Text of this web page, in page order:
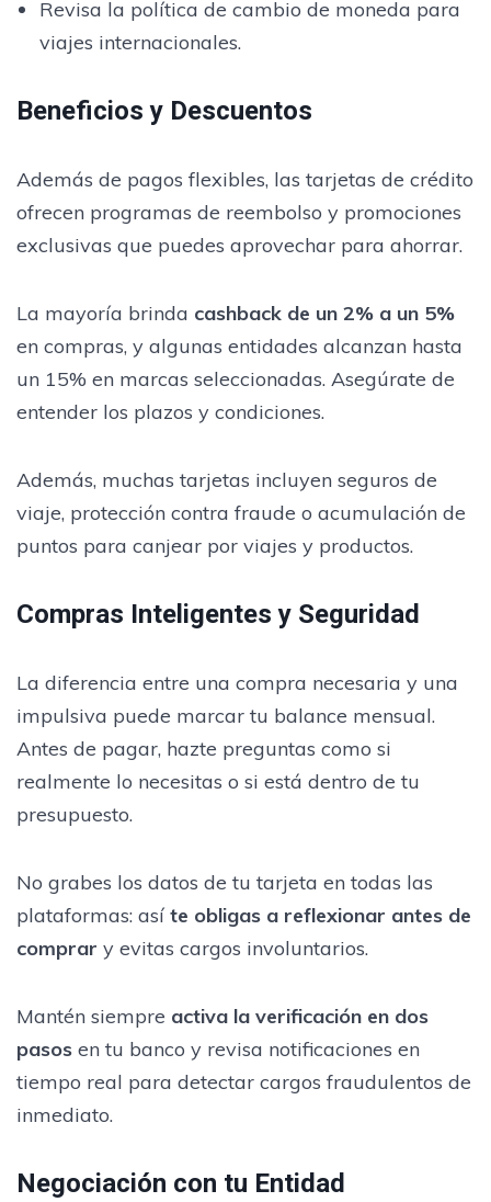
Revisa la política de cambio de moneda para
viajes internacionales.
Beneficios y Descuentos
Además de pagos flexibles, las tarjetas de crédito
ofrecen programas de reembolso y promociones
exclusivas que puedes aprovechar para ahorrar.
La mayoría brinda cashback de un 2% a un 5%
en compras, y algunas entidades alcanzan hasta
un 15% en marcas seleccionadas. Asegúrate de
entender los plazos y condiciones.
Además, muchas tarjetas incluyen seguros de
viaje, protección contra fraude o acumulación de
puntos para canjear por viajes y productos.
Compras Inteligentes y Seguridad
La diferencia entre una compra necesaria y una
impulsiva puede marcar tu balance mensual.
Antes de pagar, hazte preguntas como si
realmente lo necesitas o si está dentro de tu
presupuesto.
No grabes los datos de tu tarjeta en todas las
plataformas: así te obligas a reflexionar antes de
comprar y evitas cargos involuntarios.
Mantén siempre activa la verificación en dos
pasos en tu banco y revisa notificaciones en
tiempo real para detectar cargos fraudulentos de
inmediato.
Negociación con tu Entidad